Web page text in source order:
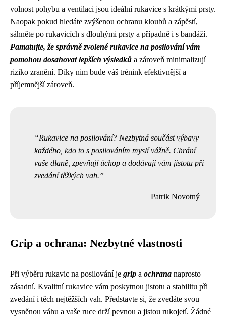
volnost pohybu a ventilaci jsou ideální rukavice s krátkými prsty.
Naopak pokud hledáte zvýšenou ochranu kloubů a zápěstí,
sáhněte po rukavicích s dlouhými prsty a případně i s bandáží.
Pamatujte, že správně zvolené rukavice na posilování vám
pomohou dosahovat lepších výsledků a zároveň minimalizují
riziko zranění. Díky nim bude váš trénink efektivnější a
příjemnější zároveň.
Rukavice na posilování? Nezbytná součást výbavy
každého, kdo to s posilováním myslí vážně. Chrání
vaše dlaně, zpevňují úchop a dodávají vám jistotu při
zvedání těžkých vah.
Patrik Novotný
Grip a ochrana: Nezbytné vlastnosti
Při výběru rukavic na posilování je grip a ochrana naprosto
zásadní. Kvalitní rukavice vám poskytnou jistotu a stabilitu při
zvedání i těch nejtěžších vah. Představte si, že zvedáte svou
vysněnou váhu a vaše ruce drží pevnou a jistou rukojetí. Žádné